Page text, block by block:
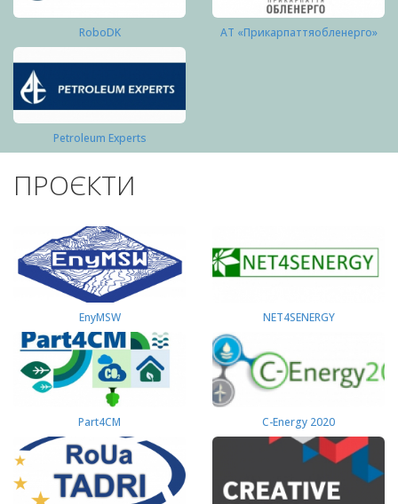
RoboDK АТ «Прикарпаттяобленерго»
Petroleum Experts
ПРОЄКТИ
EnyMSW NET4SENERGY
Part4СМ C-Energy 2020